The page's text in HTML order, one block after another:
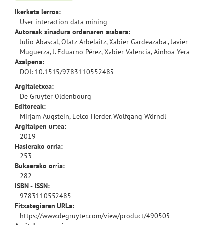
Ikerketa lerroa:
User interaction data mining
Autoreak sinadura ordenaren arabera:
Julio Abascal, Olatz Arbelaitz, Xabier Gardeazabal, Javier
Muguerza, J. Eduarno Pérez, Xabier Valencia, Ainhoa Yera
Azalpena:
DOI: 10.1515/9783110552485
Argitaletxea:
De Gruyter Oldenbourg
Editoreak:
Mirjam Augstein, Eelco Herder, Wolfgang Wörndl
Argitalpen urtea:
2019
Hasierako orria:
253
Bukaerako orria:
282
ISBN - ISSN:
9783110552485
Fitxategiaren URLa:
https://www.degruyter.com/view/product/490503